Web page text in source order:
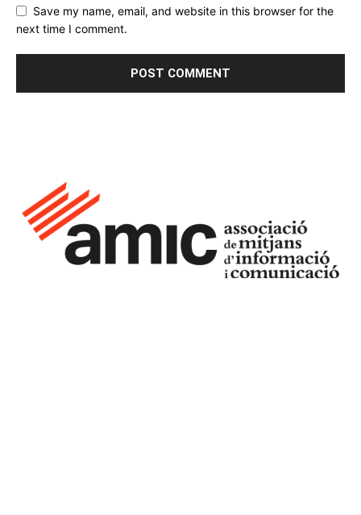
Save my name, email, and website in this browser for the
next time I comment.